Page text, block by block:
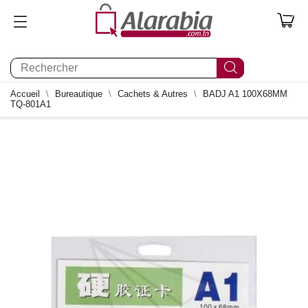
0
Accueil Bureautique Cachets & Autres
BADJ A1 100X68MM
TQ-801A1